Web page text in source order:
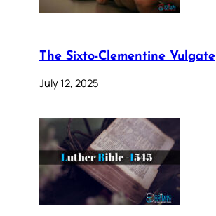
The Sixto-Clementine Vulgate
July 12, 2025